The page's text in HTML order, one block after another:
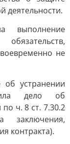
деятельности.
выполнение
не
об устранении
дело об
ч. 8 ст. 7.30.2
контракта).